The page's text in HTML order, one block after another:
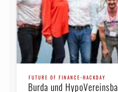
FUTURE OF FINANCE-HACKDAY
Burda und